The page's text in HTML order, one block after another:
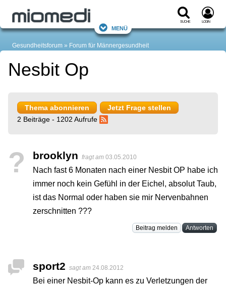
Suche Login
Menü
Gesundheitsforum Forum für Männergesundheit
Nesbit Op
Thema abonnieren
Jetzt Frage stellen
2 Beiträge - 1202 Aufrufe
? brooklyn fragt am 03.05.2010
Nach fast 6 Monaten nach einer Nesbit OP habe ich
immer noch kein Gefühl in der Eichel, absolut Taub,
ist das Normal oder haben sie mir Nervenbahnen
zerschnitten ???
Beitrag melden Antworten
sport2 sagt am 24.08.2012
Bei einer Nesbit-Op kann es zu Verletzungen der